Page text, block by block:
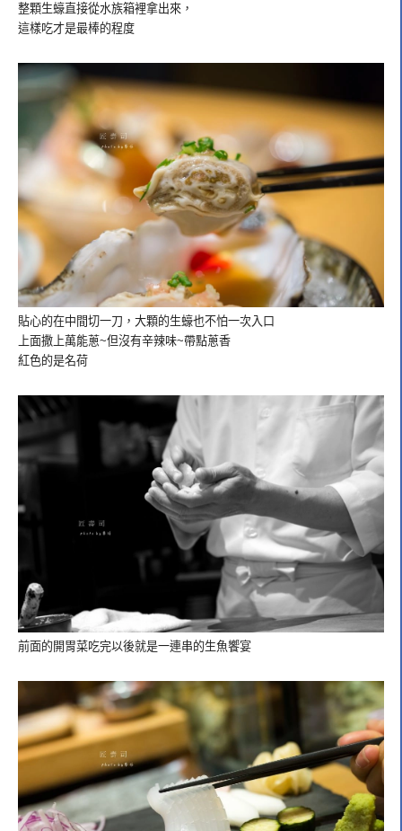
整顆生蠔直接從水族箱裡拿出來，
這樣吃才是最棒的程度
貼心的在中間切一刀，大顆的生蠔也不怕一次入口
上面撒上萬能蔥~但沒有辛辣味~帶點蔥香
紅色的是名荷
前面的開胃菜吃完以後就是一連串的生魚饗宴